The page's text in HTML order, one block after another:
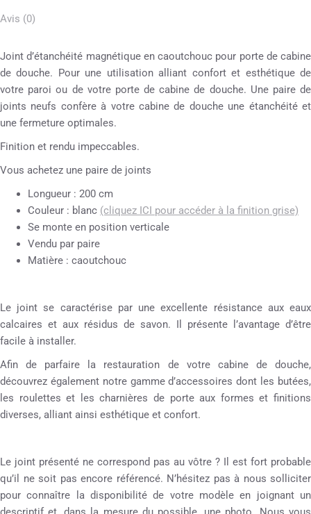
Avis (0)
Joint d’étanchéité magnétique en caoutchouc pour porte de cabine
de douche. Pour une utilisation alliant confort et esthétique de
votre paroi ou de votre porte de cabine de douche. Une paire de
joints neufs confère à votre cabine de douche une étanchéité et
une fermeture optimales.
Finition et rendu impeccables.
Vous achetez une paire de joints
Longueur : 200 cm
Couleur : blanc (cliquez ICI pour accéder à la finition grise)
Se monte en position verticale
Vendu par paire
Matière : caoutchouc
Le joint se caractérise par une excellente résistance aux eaux
calcaires et aux résidus de savon. Il présente l’avantage d’être
facile à installer.
Afin de parfaire la restauration de votre cabine de douche,
découvrez également notre gamme d’accessoires dont les butées,
les roulettes et les charnières de porte aux formes et finitions
diverses, alliant ainsi esthétique et confort.
Le joint présenté ne correspond pas au vôtre ? Il est fort probable
qu’il ne soit pas encore référencé. N’hésitez pas à nous solliciter
pour connaître la disponibilité de votre modèle en joignant un